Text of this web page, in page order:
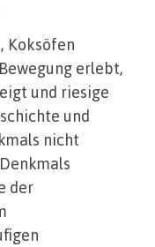
Koksöfen
erlebt,
und riesige
und
nicht
der